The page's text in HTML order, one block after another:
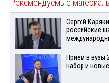
Рекомендуемые
Сергей
российские
Прием в вузы
набор и